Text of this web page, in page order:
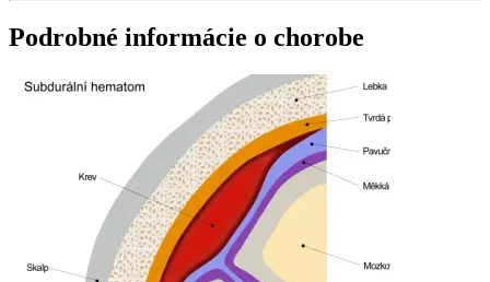
Podrobné informácie o chorobe